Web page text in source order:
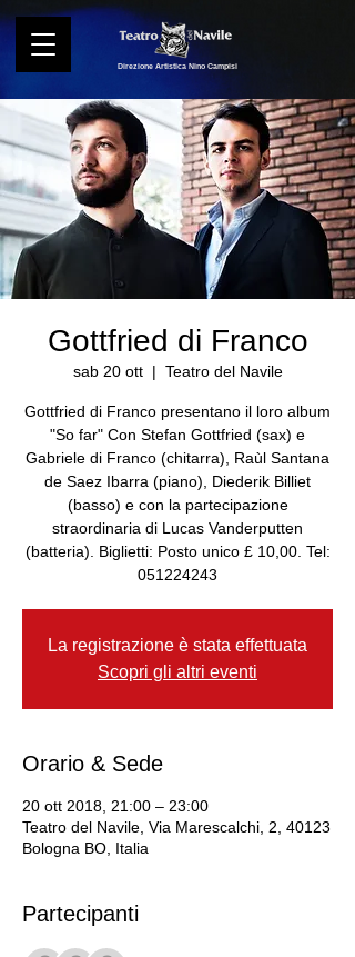
Direzione Artistica Nino Campisi
Gottfried di Franco
sab 20 ott
  |
Teatro del Navile
Gottfried di Franco presentano il loro album
"So far" Con Stefan Gottfried (sax) e
Gabriele di Franco (chitarra), Raùl Santana
de Saez Ibarra (piano), Diederik Billiet
(basso) e con la partecipazione
straordinaria di Lucas Vanderputten
(batteria). Biglietti: Posto unico £ 10,00. Tel:
051224243
La registrazione è stata effettuata
Scopri gli altri eventi
Orario & Sede
20 ott 2018, 21:00 – 23:00
Teatro del Navile, Via Marescalchi, 2, 40123
Bologna BO, Italia
Partecipanti